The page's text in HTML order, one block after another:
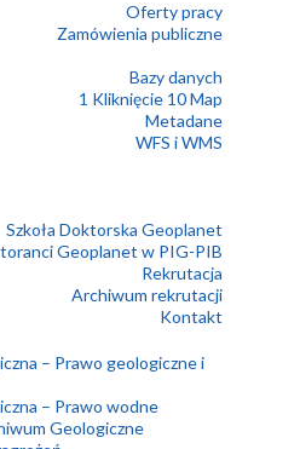
Oferty pracy
Zamówienia publiczne
Bazy danych
1 Kliknięcie 10 Map
Metadane
WFS i WMS
Szkoła Doktorska Geoplanet
Geoplanet w PIG-PIB
Rekrutacja
Archiwum rekrutacji
Kontakt
– Prawo geologiczne i
– Prawo wodne
Geologiczne